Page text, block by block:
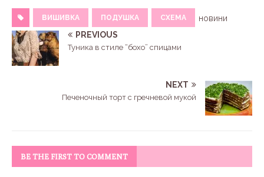
ВИШИВКА ПОДУШКА СХЕМА
новини
PREVIOUS
Туника в стиле “бохо” спицами
NEXT
Печеночный торт с гречневой мукой
BE THE FIRST TO COMMENT